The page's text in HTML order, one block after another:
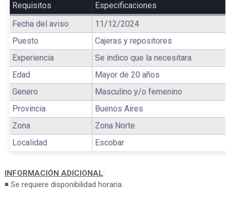
Requisitos
Especificaciones
Fecha del aviso
11/12/2024
Puesto
Cajeras y repositores
Experiencia
Se indico que la necesitara.
Edad
Mayor de 20 años
Genero
Masculino y/o femenino
Provincia
Buenos Aires
Zona
Zona Norte
Localidad
Escobar
INFORMACIÓN ADICIONAL:
◾ Se requiere disponibilidad horaria.